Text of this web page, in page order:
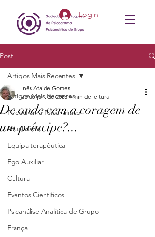
Login
Post
Artigos Mais Recentes
Psicodrama Psicanalítico
Atualidade
Equipa terapêutica
Ego Auxiliar
Cultura
Eventos Científicos
Psicanálise Analítica de Grupo
França
Artigos Mais Recentes
De onde vem a coragem de
um príncipe?...
Inês Ataíde Gomes
23 de jan. de 2025 4 min de leitura